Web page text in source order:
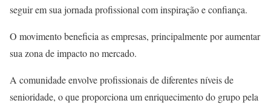
seguir em sua jornada profissional com inspiração e confiança.
O movimento beneficia as empresas, principalmente por aumentar
sua zona de impacto no mercado.
A comunidade envolve profissionais de diferentes níveis de
senioridade, o que proporciona um enriquecimento do grupo pela